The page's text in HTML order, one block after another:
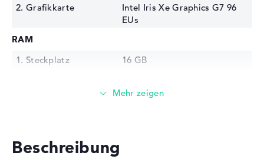
2. Grafikkarte
Intel Iris Xe Graphics G7 96
EUs
RAM
1. Steckplatz
16 GB
32 GB
Festplatte
Beschreibung